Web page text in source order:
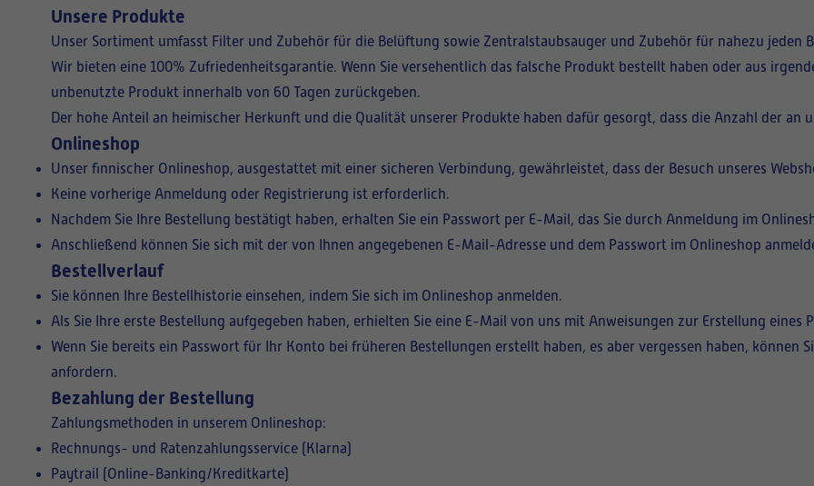
Unsere Produkte
Unser Sortiment umfasst Filter und Zubehör für die Belüftung sowie Zentralstaubsauger und Zubehör für nahezu jeden
Wir bieten eine 100% Zufriedenheitsgarantie. Wenn Sie versehentlich das falsche Produkt bestellt haben oder aus
unbenutzte Produkt innerhalb von 60 Tagen zurückgeben.
Der hohe Anteil an heimischer Herkunft und die Qualität unserer Produkte haben dafür gesorgt, dass die Anzahl der
Onlineshop
Unser finnischer Onlineshop, ausgestattet mit einer sicheren Verbindung, gewährleistet, dass der Besuch unseres
Keine vorherige Anmeldung oder Registrierung ist erforderlich.
Nachdem Sie Ihre Bestellung bestätigt haben, erhalten Sie ein Passwort per E-Mail, das Sie durch Anmeldung im
Anschließend können Sie sich mit der von Ihnen angegebenen E-Mail-Adresse und dem Passwort im Onlineshop
Bestellverlauf
Sie können Ihre Bestellhistorie einsehen, indem Sie sich im Onlineshop anmelden.
Als Sie Ihre erste Bestellung aufgegeben haben, erhielten Sie eine E-Mail von uns mit Anweisungen zur Erstellung eines
Wenn Sie bereits ein Passwort für Ihr Konto bei früheren Bestellungen erstellt haben, es aber vergessen haben, können
anfordern.
Bezahlung der Bestellung
Zahlungsmethoden in unserem Onlineshop:
Rechnungs- und Ratenzahlungsservice (Klarna)
Paytrail (Online-Banking/Kreditkarte)